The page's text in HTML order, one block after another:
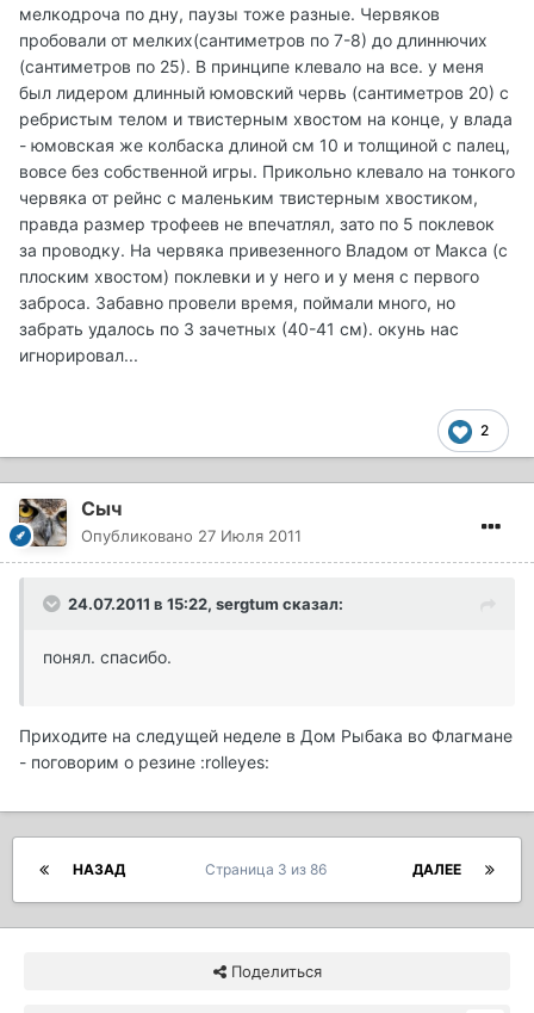
мелкодроча по дну, паузы тоже разные. Червяков
пробовали от мелких(сантиметров по 7-8) до длиннючих
(сантиметров по 25). В принципе клевало на все. у меня
был лидером длинный юмовский червь (сантиметров 20) с
ребристым телом и твистерным хвостом на конце, у влада
- юмовская же колбаска длиной см 10 и толщиной с палец,
вовсе без собственной игры. Прикольно клевало на тонкого
червяка от рейнс с маленьким твистерным хвостиком,
правда размер трофеев не впечатлял, зато по 5 поклевок
за проводку. На червяка привезенного Владом от Макса (с
плоским хвостом) поклевки и у него и у меня с первого
заброса. Забавно провели время, поймали много, но
забрать удалось по 3 зачетных (40-41 см). окунь нас
игнорировал...
2
Сыч
Опубликовано 27 Июля 2011
24.07.2011 в 15:22, sergtum сказал:
понял. спасибо.
Приходите на следущей неделе в Дом Рыбака во Флагмане
- поговорим о резине :rolleyes:
НАЗАД ДАЛЕЕ
Страница 3 из 86
Поделиться